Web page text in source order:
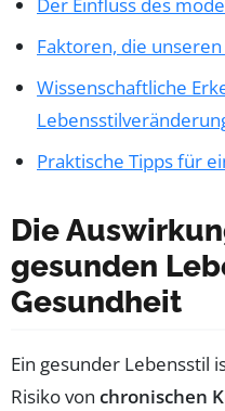
Der Einfluss des
Faktoren, die
Wissenschaftliche
Praktische Tipps für
Die
gesunden
Gesundheit
Ein gesunder Lebensstil
Risiko von chronischen